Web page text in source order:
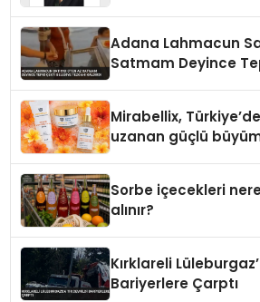
Adana Lahmacun
Satmam Deyince
Mirabellix,
uzanan güçlü
Sorbe içecekleri
alınır?
Kırklareli
Bariyerlere Çarptı